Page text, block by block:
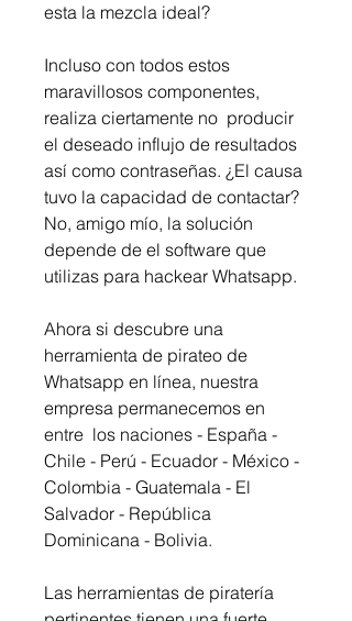
esta la mezcla ideal?
Incluso con todos estos
maravillosos componentes,
realiza ciertamente no  producir
el deseado influjo de resultados
así como contraseñas. ¿El causa
tuvo la capacidad de contactar?
No, amigo mío, la solución
depende de el software que
utilizas para hackear Whatsapp.
Ahora si descubre una
herramienta de pirateo de
Whatsapp en línea, nuestra
empresa permanecemos en
entre  los naciones - España -
Chile - Perú - Ecuador - México -
Colombia - Guatemala - El
Salvador - República
Dominicana - Bolivia.
Las herramientas de piratería